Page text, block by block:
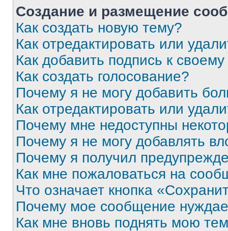
Создание и размещение
Как создать новую тему?
Как отредактировать или
Как добавить подпись к
Как создать голосование?
Почему я не могу добавить
Как отредактировать или
Почему мне недоступны
Почему я не могу добавлять
Почему я получил
Как мне пожаловаться на
Что означает кнопка
Почему мое сообщение
Как мне вновь поднять мою